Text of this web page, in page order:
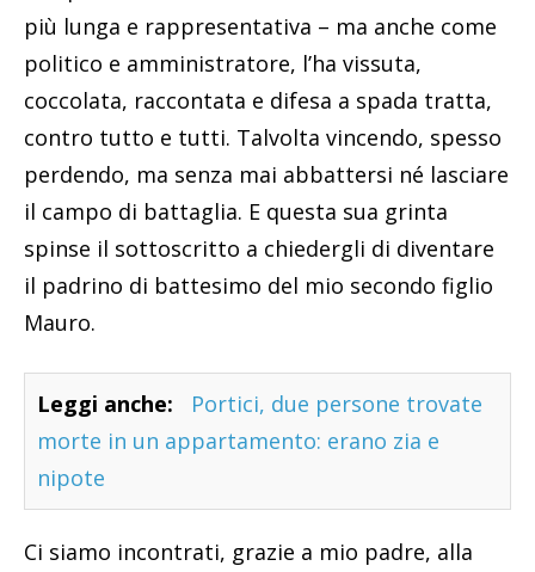
più lunga e rappresentativa – ma anche come
politico e amministratore, l’ha vissuta,
coccolata, raccontata e difesa a spada tratta,
contro tutto e tutti. Talvolta vincendo, spesso
perdendo, ma senza mai abbattersi né lasciare
il campo di battaglia. E questa sua grinta
spinse il sottoscritto a chiedergli di diventare
il padrino di battesimo del mio secondo figlio
Mauro.
Leggi anche:
Portici, due persone trovate
morte in un appartamento: erano zia e
nipote
Ci siamo incontrati, grazie a mio padre, alla